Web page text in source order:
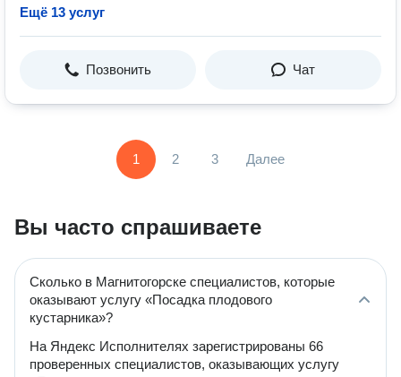
Ещё 13 услуг
Позвонить Чат
1 2 3 Далее
Вы часто спрашиваете
Сколько в Магнитогорске специалистов, которые
оказывают услугу «Посадка плодового
кустарника»?
На Яндекс Исполнителях зарегистрированы 66
проверенных специалистов, оказывающих услугу